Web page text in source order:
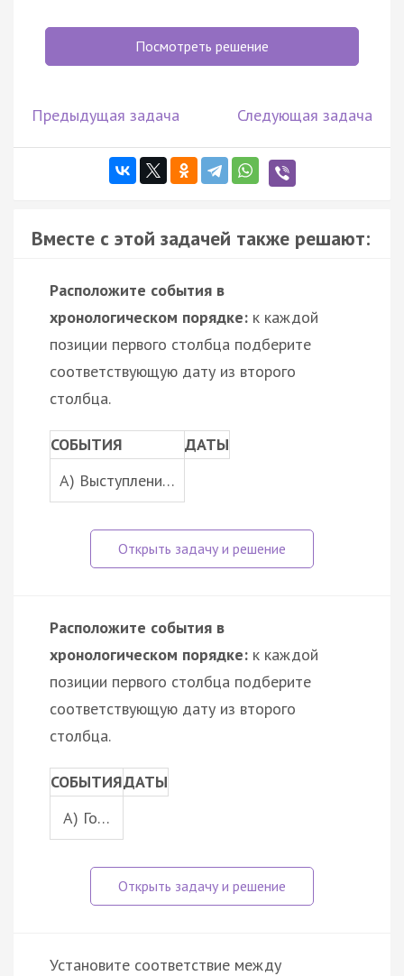
Посмотреть решение
Предыдущая задача Следующая задача
Вместе с этой задачей также решают:
Расположите события в
хронологическом порядке: к каждой
позиции первого столбца подберите
соответствующую дату из второго
столбца.
СОБЫТИЯ
ДАТЫ
A) Выступлени…
Расположите события в
хронологическом порядке: к каждой
позиции первого столбца подберите
соответствующую дату из второго
столбца.
СОБЫТИЯДАТЫ
A) Го…
Установите соответствие между